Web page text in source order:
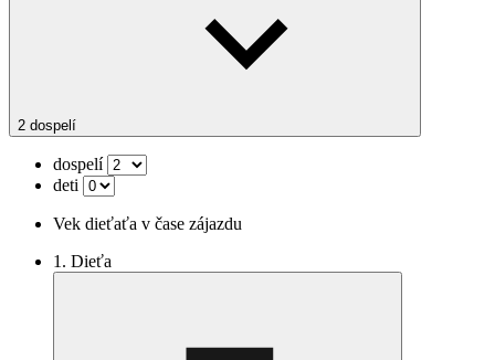
2 dospelí
dospelí
deti
Vek dieťaťa v čase zájazdu
1. Dieťa